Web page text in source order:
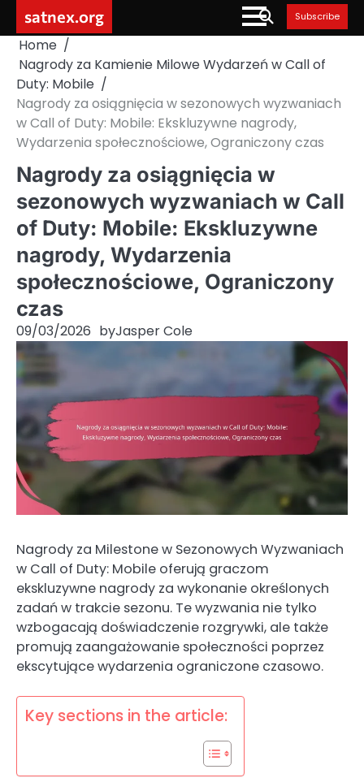
content
satnex.org Subscribe
Home
Nagrody za Kamienie Milowe Wydarzeń w Call of
Duty: Mobile
Nagrody za osiągnięcia w sezonowych wyzwaniach
w Call of Duty: Mobile: Ekskluzywne nagrody,
Wydarzenia społecznościowe, Ograniczony czas
Nagrody za osiągnięcia w
sezonowych wyzwaniach w Call
of Duty: Mobile: Ekskluzywne
nagrody, Wydarzenia
społecznościowe, Ograniczony
czas
09/03/2026 byJasper Cole
Nagrody za Milestone w Sezonowych Wyzwaniach
w Call of Duty: Mobile oferują graczom
ekskluzywne nagrody za wykonanie określonych
zadań w trakcie sezonu. Te wyzwania nie tylko
wzbogacają doświadczenie rozgrywki, ale także
promują zaangażowanie społeczności poprzez
ekscytujące wydarzenia ograniczone czasowo.
Key sections in the article: